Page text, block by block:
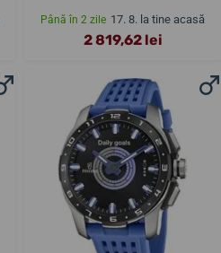
Până în 2 zile 17. 8. la tine acasă
2 819,62 lei